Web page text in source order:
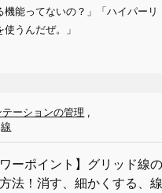
機能ってないの？」「ハイパーリ
使うんだぜ。」
ーションの管理 ,
線
ワーポイント】グリッド線の
法！消す、細かくする、線